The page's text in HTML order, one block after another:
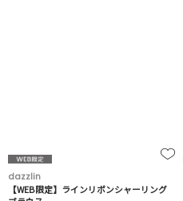
dazzlin
【WEB限定】ラインリボンシャーリング